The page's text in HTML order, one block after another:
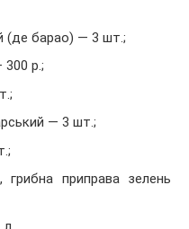
(де барао) — 3 шт.;
300 р.;
— 3 шт.;
грибна приправа зелень